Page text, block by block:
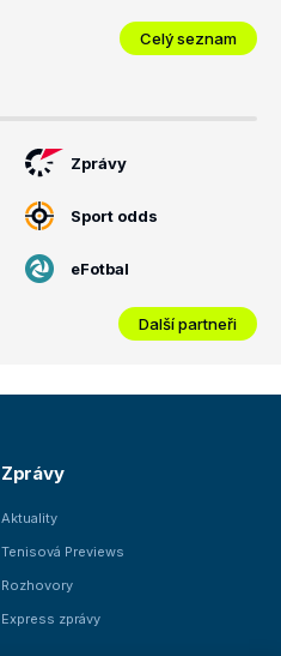
Celý seznam
Zprávy
Sport odds
eFotbal
Další partneři
Zprávy
Aktuality
Tenisová Previews
Rozhovory
Express zprávy